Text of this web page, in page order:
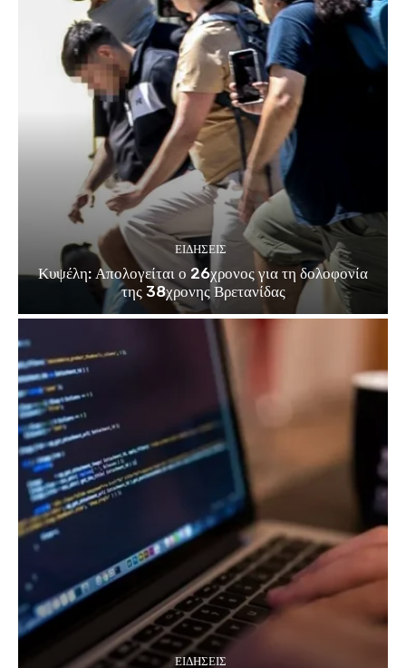
ΕΙΔΗΣΕΙΣ
Κυψέλη: Απολογείται ο 26χρονος για τη δολοφονία
της 38χρονης Βρετανίδας
ΕΙΔΗΣΕΙΣ